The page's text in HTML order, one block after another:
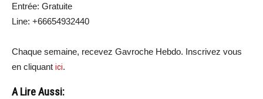
Entrée: Gratuite
Line: +66654932440
Chaque semaine, recevez Gavroche Hebdo. Inscrivez vous
en cliquant ici.
A Lire Aussi: